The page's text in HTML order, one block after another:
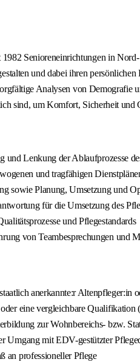
Senioreneinrichtungen in
und dabei ihren
Analysen von
sind, um Komfort, Sicherheit und
und Lenkung der Ablaufprozesse
und tragfähigen
sowie Planung, Umsetzung und
für die Umsetzung des
und Pflegestandards
von Teambesprechungen und
anerkannte:r
eine vergleichbare
zur Wohnbereichs- bzw.
Umgang mit EDV-gestützter
an professioneller Pflege